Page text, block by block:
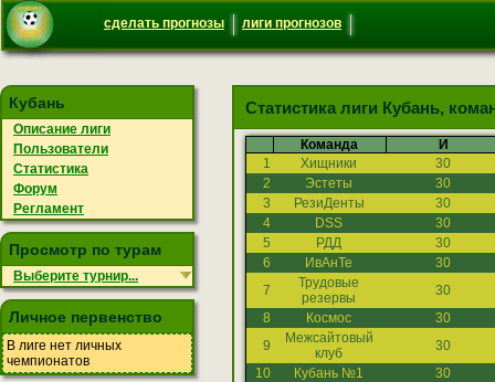
сделать прогнозы лиги прогнозов
Статистика лиги Кубань,
Команда
И
1
Хищники
30
2
Эстеты
30
3
РезиДенты
30
4
DSS
30
5
РДД
30
6
ИвАнТе
30
7
Трудовые
резервы
30
8
Космос
30
9
Межсайтовый
клуб
30
10
Кубань №1
30
Кубань
Описание лиги
Пользователи
Статистика
Форум
Регламент
Просмотр по турам
Выберите турнир...
Личное первенство
В лиге нет личных
чемпионатов